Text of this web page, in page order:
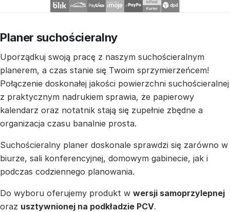
Planer suchościeralny
Uporządkuj swoją pracę z naszym suchościeralnym
planerem, a czas stanie się Twoim sprzymierzeńcem!
Połączenie doskonałej jakości powierzchni suchościeralnej
z praktycznym nadrukiem sprawia, że papierowy
kalendarz oraz notatnik stają się zupełnie zbędne a
organizacja czasu banalnie prosta.
Suchościeralny planer doskonale sprawdzi się zarówno w
biurze, sali konferencyjnej, domowym gabinecie, jak i
podczas codziennego planowania.
Do wyboru oferujemy produkt w wersji samoprzylepnej
oraz usztywnionej na podkładzie PCV.